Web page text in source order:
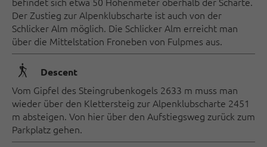
Der Zustieg zur Alpenklubscharte ist auch von der
Schlicker Alm möglich. Die Schlicker Alm erreicht man
über die Mittelstation Froneben von Fulpmes aus.
🛬 Descent
Vom Gipfel des Steingrubenkogels 2633 m muss man
wieder über den Klettersteig zur Alpenklubscharte 2451
m absteigen. Von hier über den Aufstiegsweg zurück zum
Parkplatz gehen.